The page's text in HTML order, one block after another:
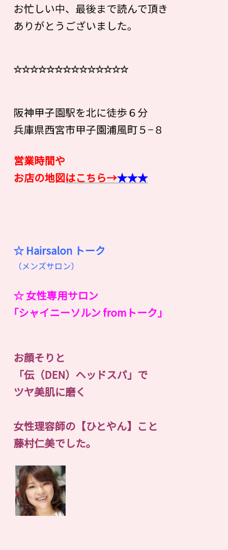
お忙しい中、最後まで読んで頂き
ありがとうございました。
☆☆☆☆☆☆☆☆☆☆☆☆☆☆
阪神甲子園駅を北に徒歩６分
兵庫県西宮市甲子園浦風町５−８
営業時間や
お店の地図はこちら→★★★
☆ Hairsalon トーク
（メンズサロン）
☆ 女性専用サロン
｢シャイニーソルン fromトーク｣
お顔そりと
「伝（DEN）ヘッドスパ」で
ツヤ美肌に磨く
女性理容師の【ひとやん】こと
藤村仁美でした。